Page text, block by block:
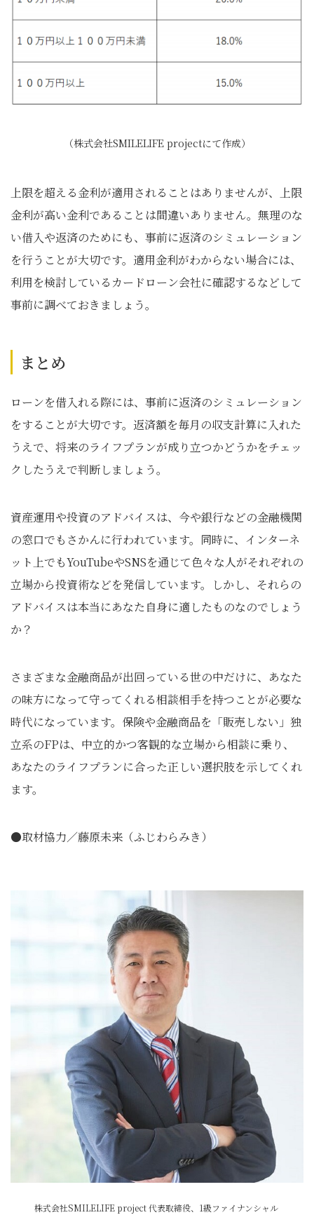
（株式会社SMILELIFE projectにて作成）
上限を超える金利が適用されることはありませんが、上限
金利が高い金利であることは間違いありません。無理のな
い借入や返済のためにも、事前に返済のシミュレーション
を行うことが大切です。適用金利がわからない場合には、
利用を検討しているカードローン会社に確認するなどして
事前に調べておきましょう。
まとめ
ローンを借入れる際には、事前に返済のシミュレーション
をすることが大切です。返済額を毎月の収支計算に入れた
うえで、将来のライフプランが成り立つかどうかをチェッ
クしたうえで判断しましょう。
資産運用や投資のアドバイスは、今や銀行などの金融機関
の窓口でもさかんに行われています。同時に、インターネ
ット上でもYouTubeやSNSを通じて色々な人がそれぞれの
立場から投資術などを発信しています。しかし、それらの
アドバイスは本当にあなた自身に適したものなのでしょう
か？
さまざまな金融商品が出回っている世の中だけに、あなた
の味方になって守ってくれる相談相手を持つことが必要な
時代になっています。保険や金融商品を「販売しない」独
立系のFPは、中立的かつ客観的な立場から相談に乗り、
あなたのライフプランに合った正しい選択肢を示してくれ
ます。
●取材協力／藤原未来（ふじわらみき）
株式会社SMILELIFE project 代表取締役、1級ファイナンシャル